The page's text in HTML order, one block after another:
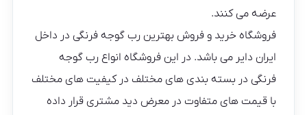
عرضه می کنند.
فروشگاه خرید و فروش بهترین رب گوجه فرنگی در داخل
ایران دایر می باشد. در این فروشگاه انواع رب گوجه
فرنگی در بسته بندی های مختلف در کیفیت های مختلف
با قیمت های متفاوت در معرض دید مشتری قرار داده